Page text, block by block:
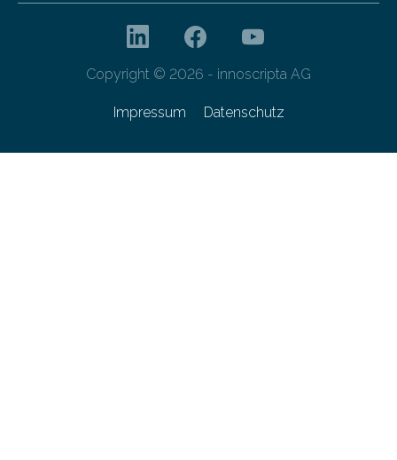
Copyright © 2026 - innoscripta AG
Impressum Datenschutz